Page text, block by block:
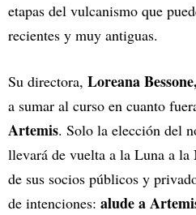
etapas del vulcanismo que
recientes y muy antiguas.
Su directora, Loreana Bessone,
a sumar al curso en cuanto
Artemis. Solo la elección del
llevará de vuelta a la Luna a
de sus socios públicos y
de intenciones: alude a